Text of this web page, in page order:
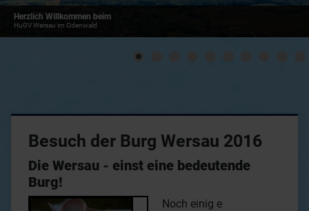
Herzlich Willkommen beim
HuGV Wersau im Odenwald
Besuch der Burg Wersau 2016
Die Wersau - einst eine bedeutende
Burg!
Noch einig e